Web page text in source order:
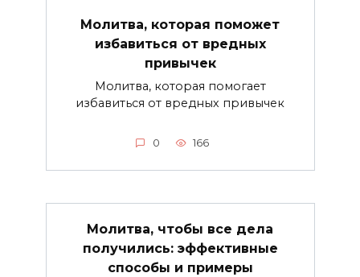
Молитва, которая поможет
избавиться от вредных
привычек
Молитва, которая помогает
избавиться от вредных привычек
0 166
Молитва, чтобы все дела
получились: эффективные
способы и примеры